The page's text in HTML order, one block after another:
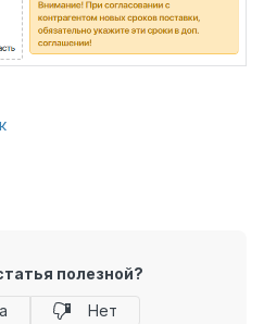
полезной?
Нет